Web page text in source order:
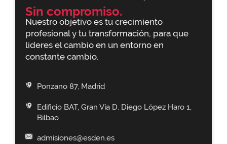
Sin compromiso.
Nuestro objetivo es tu crecimiento
profesional y tu transformación, para que
lideres el cambio en un entorno en
constante cambio.
Ponzano 87, Madrid
Edificio BAT, Gran Vía D. Diego López Haro 1,
Bilbao
admisiones@esden.es